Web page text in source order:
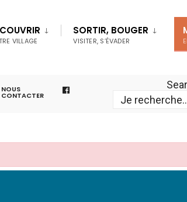
VILLAGE
SORTIR, BOUGER
VISITER, S’ÉVADER
NOUS
CONTACTER